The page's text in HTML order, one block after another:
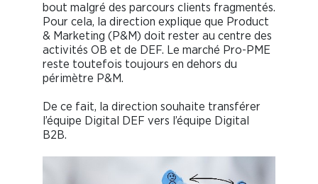
bout malgré des parcours clients fragmentés.
Pour cela, la direction explique que Product
& Marketing (P&M) doit rester au centre des
activités OB et de DEF. Le marché Pro-PME
reste toutefois toujours en dehors du
périmètre P&M.
De ce fait, la direction souhaite transférer
l’équipe Digital DEF vers l’équipe Digital
B2B.